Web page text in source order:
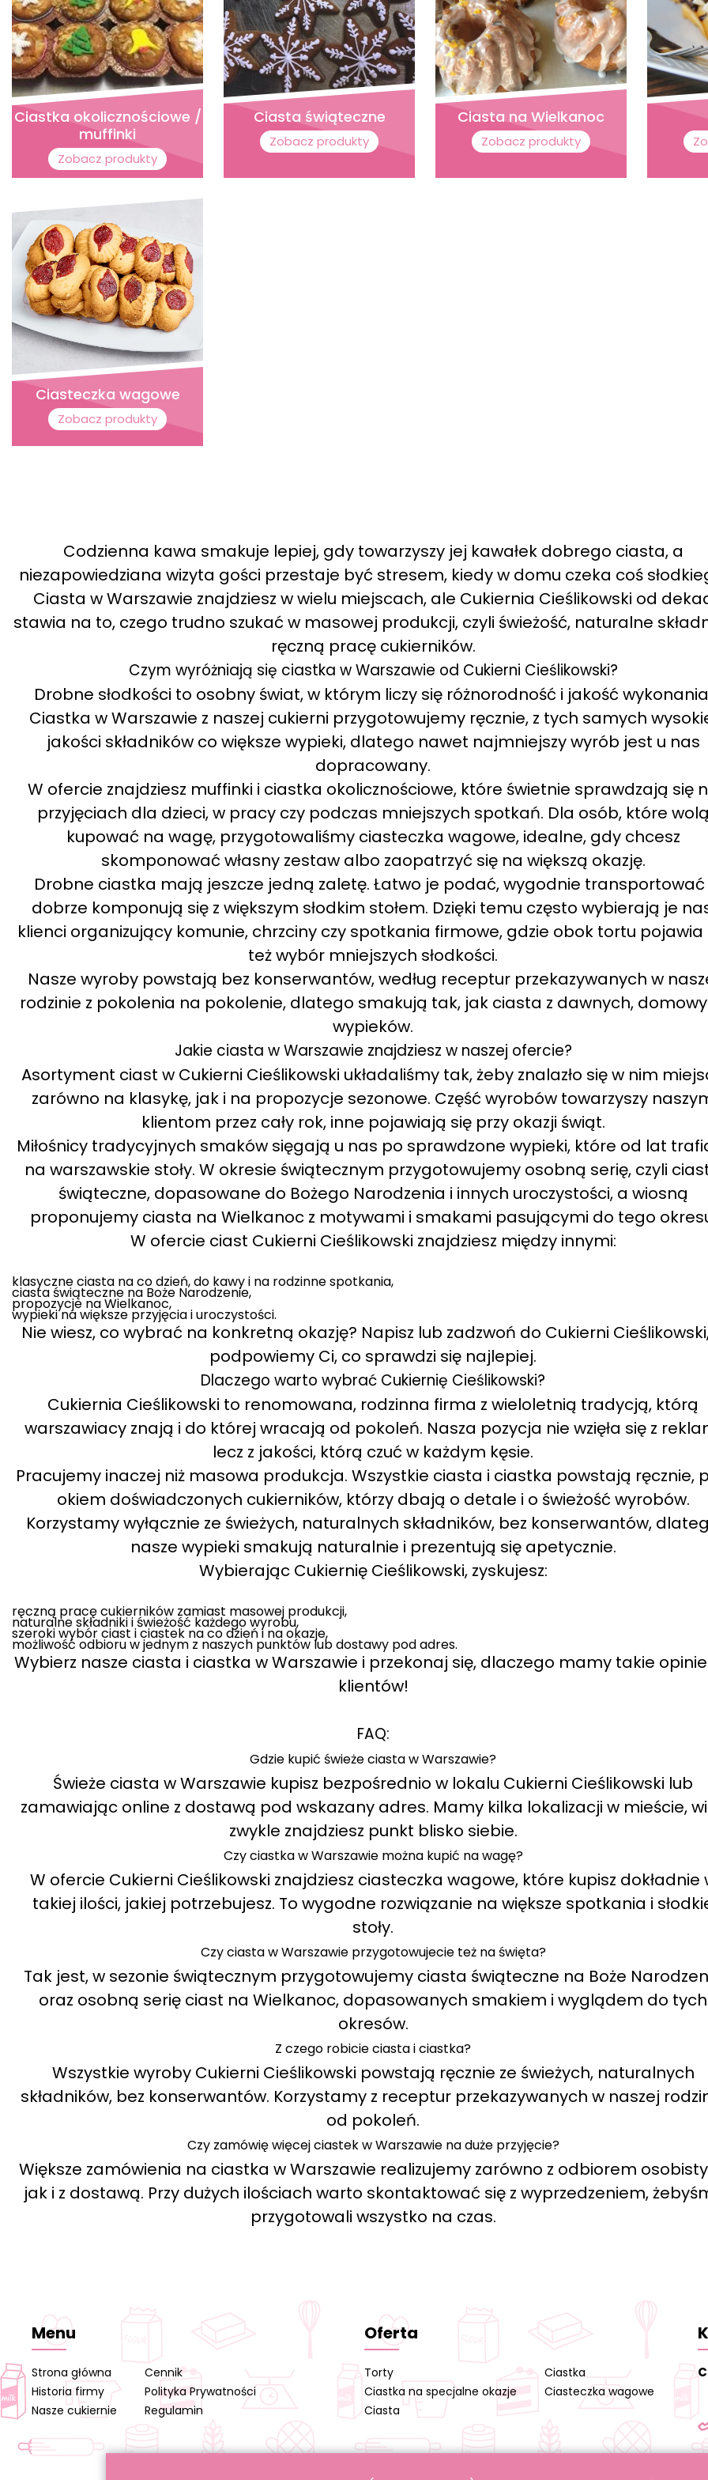
Ciastka okolicznościowe /
muffinki
Zobacz produkty
Ciasta świąteczne
Zobacz produkty
Ciasta na Wielkanoc
Zobacz produkty
Ciasteczka wagowe
Zobacz produkty
Codzienna kawa smakuje lepiej, gdy towarzyszy jej kawałek dobrego ciasta, a
niezapowiedziana wizyta gości przestaje być stresem, kiedy w domu czeka coś
Ciasta w Warszawie znajdziesz w wielu miejscach, ale Cukiernia Cieślikowski od
stawia na to, czego trudno szukać w masowej produkcji, czyli świeżość, naturalne
ręczną pracę cukierników.
Czym wyróżniają się ciastka w Warszawie od Cukierni Cieślikowski?
Drobne słodkości to osobny świat, w którym liczy się różnorodność i jakość
Ciastka w Warszawie z naszej cukierni przygotowujemy ręcznie, z tych samych
jakości składników co większe wypieki, dlatego nawet najmniejszy wyrób jest u nas
dopracowany.
W ofercie znajdziesz muffinki i ciastka okolicznościowe, które świetnie sprawdzają się
przyjęciach dla dzieci, w pracy czy podczas mniejszych spotkań. Dla osób, które wolą
kupować na wagę, przygotowaliśmy ciasteczka wagowe, idealne, gdy chcesz
skomponować własny zestaw albo zaopatrzyć się na większą okazję.
Drobne ciastka mają jeszcze jedną zaletę. Łatwo je podać, wygodnie transportować
dobrze komponują się z większym słodkim stołem. Dzięki temu często wybierają je
klienci organizujący komunie, chrzciny czy spotkania firmowe, gdzie obok tortu pojawia
też wybór mniejszych słodkości.
Nasze wyroby powstają bez konserwantów, według receptur przekazywanych w
rodzinie z pokolenia na pokolenie, dlatego smakują tak, jak ciasta z dawnych,
wypieków.
Jakie ciasta w Warszawie znajdziesz w naszej ofercie?
Asortyment ciast w Cukierni Cieślikowski układaliśmy tak, żeby znalazło się w nim
zarówno na klasykę, jak i na propozycje sezonowe. Część wyrobów towarzyszy
klientom przez cały rok, inne pojawiają się przy okazji świąt.
Miłośnicy tradycyjnych smaków sięgają u nas po sprawdzone wypieki, które od lat
na warszawskie stoły. W okresie świątecznym przygotowujemy osobną serię, czyli
świąteczne, dopasowane do Bożego Narodzenia i innych uroczystości, a wiosną
proponujemy ciasta na Wielkanoc z motywami i smakami pasującymi do tego
W ofercie ciast Cukierni Cieślikowski znajdziesz między innymi:
klasyczne ciasta na co dzień, do kawy i na rodzinne spotkania,
ciasta świąteczne na Boże Narodzenie,
propozycje na Wielkanoc,
wypieki na większe przyjęcia i uroczystości.
Nie wiesz, co wybrać na konkretną okazję? Napisz lub zadzwoń do Cukierni
podpowiemy Ci, co sprawdzi się najlepiej.
Dlaczego warto wybrać Cukiernię Cieślikowski?
Cukiernia Cieślikowski to renomowana, rodzinna firma z wieloletnią tradycją, którą
warszawiacy znają i do której wracają od pokoleń. Nasza pozycja nie wzięła się z
lecz z jakości, którą czuć w każdym kęsie.
Pracujemy inaczej niż masowa produkcja. Wszystkie ciasta i ciastka powstają ręcznie,
okiem doświadczonych cukierników, którzy dbają o detale i o świeżość wyrobów.
Korzystamy wyłącznie ze świeżych, naturalnych składników, bez konserwantów,
nasze wypieki smakują naturalnie i prezentują się apetycznie.
Wybierając Cukiernię Cieślikowski, zyskujesz:
ręczną pracę cukierników zamiast masowej produkcji,
naturalne składniki i świeżość każdego wyrobu,
szeroki wybór ciast i ciastek na co dzień i na okazje,
możliwość odbioru w jednym z naszych punktów lub dostawy pod adres.
Wybierz nasze ciasta i ciastka w Warszawie i przekonaj się, dlaczego mamy takie
klientów!
FAQ:
Gdzie kupić świeże ciasta w Warszawie?
Świeże ciasta w Warszawie kupisz bezpośrednio w lokalu Cukierni Cieślikowski lub
zamawiając online z dostawą pod wskazany adres. Mamy kilka lokalizacji w mieście,
zwykle znajdziesz punkt blisko siebie.
Czy ciastka w Warszawie można kupić na wagę?
W ofercie Cukierni Cieślikowski znajdziesz ciasteczka wagowe, które kupisz dokładnie
takiej ilości, jakiej potrzebujesz. To wygodne rozwiązanie na większe spotkania i
stoły.
Czy ciasta w Warszawie przygotowujecie też na święta?
Tak jest, w sezonie świątecznym przygotowujemy ciasta świąteczne na Boże
oraz osobną serię ciast na Wielkanoc, dopasowanych smakiem i wyglądem do tych
okresów.
Z czego robicie ciasta i ciastka?
Wszystkie wyroby Cukierni Cieślikowski powstają ręcznie ze świeżych, naturalnych
składników, bez konserwantów. Korzystamy z receptur przekazywanych w naszej
od pokoleń.
Czy zamówię więcej ciastek w Warszawie na duże przyjęcie?
Większe zamówienia na ciastka w Warszawie realizujemy zarówno z odbiorem
jak i z dostawą. Przy dużych ilościach warto skontaktować się z wyprzedzeniem,
przygotowali wszystko na czas.
Menu
Strona główna
Historia firmy
Nasze cukiernie
Cennik
Polityka Prywatności
Regulamin
Oferta
Torty
Ciastka na specjalne okazje
Ciasta
Ciastka
Ciasteczka wagowe